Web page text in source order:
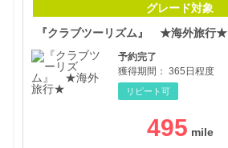
グレード対象
『クラブツーリズム』 ★海外旅行★
予約完了
獲得期間： 365日程度
リピート可
495